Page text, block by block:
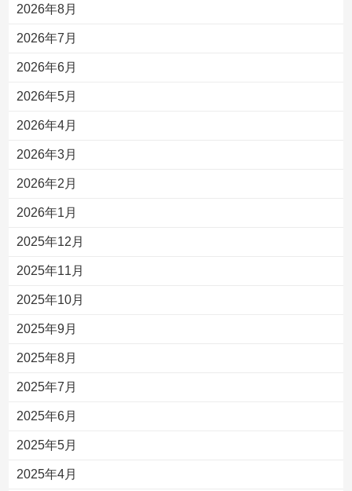
2026年8月
2026年7月
2026年6月
2026年5月
2026年4月
2026年3月
2026年2月
2026年1月
2025年12月
2025年11月
2025年10月
2025年9月
2025年8月
2025年7月
2025年6月
2025年5月
2025年4月